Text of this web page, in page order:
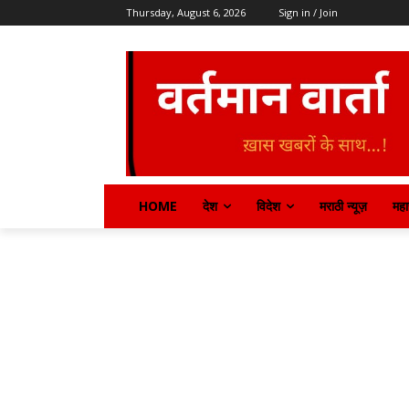
Thursday, August 6, 2026 Sign in / Join
HOME देश विदेश मराठी न्यूज़